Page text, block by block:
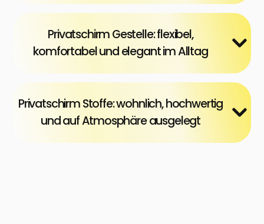
Privatschirm Gestelle: flexibel,
komfortabel und elegant im Alltag
Privatschirm Stoffe: wohnlich, hochwertig
und auf Atmosphäre ausgelegt